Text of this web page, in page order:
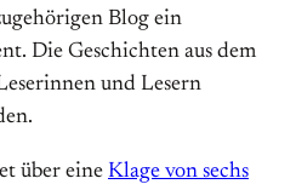
Blog ein
Die Geschichten aus dem
und Lesern
über eine Klage von sechs